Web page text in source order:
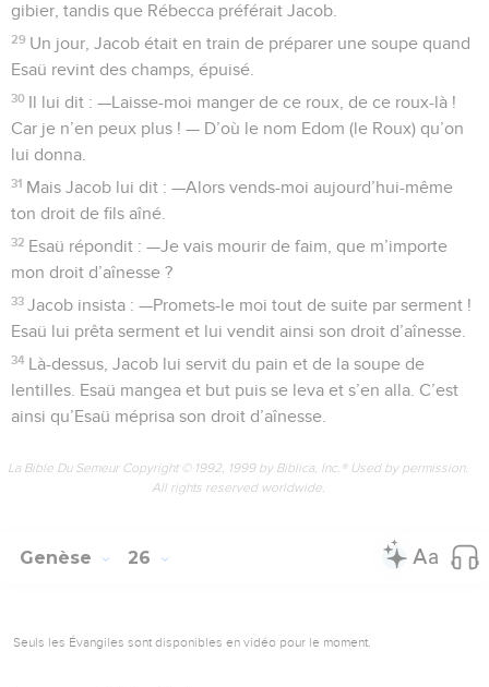
gibier, tandis que Rébecca préférait Jacob.
29 Un jour, Jacob était en train de préparer une soupe quand
Esaü revint des champs, épuisé.
30 Il lui dit : —Laisse-moi manger de ce roux, de ce roux-là !
Car je n’en peux plus ! — D’où le nom Edom (le Roux) qu’on
lui donna.
31 Mais Jacob lui dit : —Alors vends-moi aujourd’hui-même
ton droit de fils aîné.
32 Esaü répondit : —Je vais mourir de faim, que m’importe
mon droit d’aînesse ?
33 Jacob insista : —Promets-le moi tout de suite par serment !
Esaü lui prêta serment et lui vendit ainsi son droit d’aînesse.
34 Là-dessus, Jacob lui servit du pain et de la soupe de
lentilles. Esaü mangea et but puis se leva et s’en alla. C’est
ainsi qu’Esaü méprisa son droit d’aînesse.
La Bible Du Semeur Copyright © 1992, 1999 by Biblica, Inc.® Used by permission.
All rights reserved worldwide.
Genèse 26
Seuls les Évangiles sont disponibles en vidéo pour le moment.